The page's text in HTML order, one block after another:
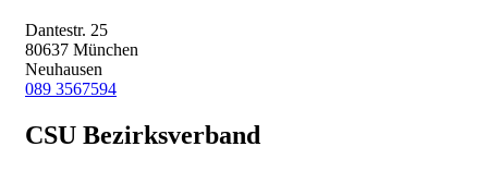
Dantestr. 25
80637 München
Neuhausen
089 3567594
CSU Bezirksverband